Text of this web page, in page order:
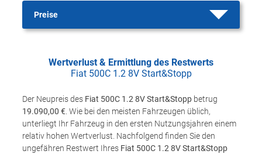
Preise
Wertverlust & Ermittlung des Restwerts
Fiat 500C 1.2 8V Start&Stopp
Der Neupreis des Fiat 500C 1.2 8V Start&Stopp betrug
19.090,00 € . Wie bei den meisten Fahrzeugen üblich,
unterliegt Ihr Fahrzeug in den ersten Nutzungsjahren einem
relativ hohen Wertverlust. Nachfolgend finden Sie den
ungefähren Restwert Ihres Fiat 500C 1.2 8V Start&Stopp